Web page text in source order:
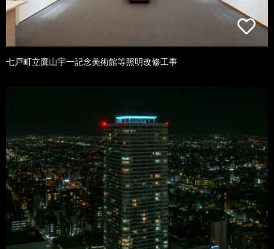
七戸町立鷹山宇一記念美術館等照明改修工事